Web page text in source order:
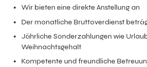
Wir bieten eine direkte Anstellung an
Der monatliche Bruttoverdienst
Jährliche Sonderzahlungen wie
Weihnachtsgehalt
Kompetente und freundliche